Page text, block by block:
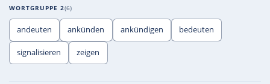
WORTGRUPPE 2 6
andeuten ankünden ankündigen bedeuten
signalisieren zeigen